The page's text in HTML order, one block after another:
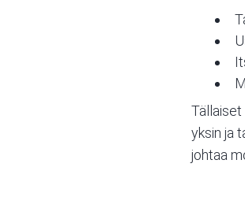
Tällaiset
yksin ja
johtaa